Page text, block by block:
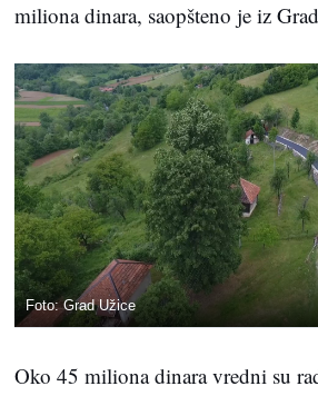
miliona dinara, saopšteno je iz
Foto: Grad Užice
Oko 45 miliona dinara vredni su